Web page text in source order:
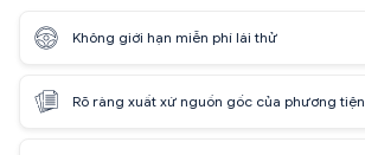
Không giới hạn miễn phí lái thử
Rõ ràng xuất xứ nguồn gốc của phương tiện